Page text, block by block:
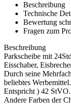
Beschreibung
Technische
Bewertung
Fragen zum
Beschreibung
Parkscheibe mit
Eisschaber,
Durch seine
beliebtes Werbemittel.
Entspricht ) 42 StVO.
Andere Farben der